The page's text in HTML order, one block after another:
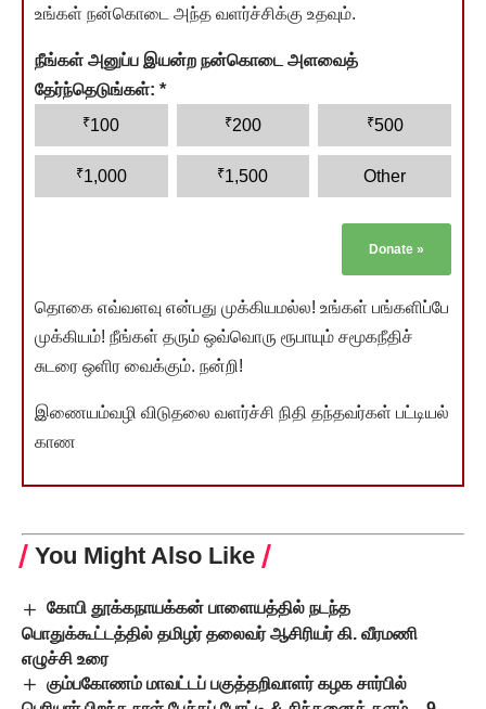
உங்கள் நன்கொடை அந்த வளர்ச்சிக்கு உதவும்.
நீங்கள் அனுப்ப இயன்ற நன்கொடை அளவைத்
தேர்ந்தெடுங்கள்: *
₹100 ₹200 ₹500
₹1,000 ₹1,500 Other
Donate »
தொகை எவ்வளவு என்பது முக்கியமல்ல! உங்கள் பங்களிப்பே
முக்கியம்! நீங்கள் தரும் ஒவ்வொரு ரூபாயும் சமூகநீதிச்
சுடரை ஒளிர வைக்கும். நன்றி!
இணையம்வழி விடுதலை வளர்ச்சி நிதி தந்தவர்கள் பட்டியல்
காண
You Might Also Like
கோபி தூக்கநாயக்கன் பாளையத்தில் நடந்த
பொதுக்கூட்டத்தில் தமிழர் தலைவர் ஆசிரியர் கி. வீரமணி
எழுச்சி உரை
கும்பகோணம் மாவட்டப் பகுத்தறிவாளர் கழக சார்பில்